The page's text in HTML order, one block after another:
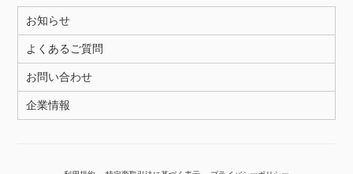
お知らせ
よくあるご質問
お問い合わせ
企業情報